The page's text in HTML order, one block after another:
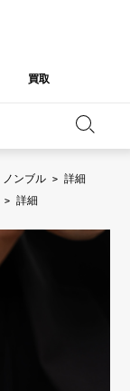
買取
MILLE
ール・ミル
ジュエリー
TOP
トップ
ル
クロア
ンロック
ン
ム
ノンブル > 詳細
> 詳細